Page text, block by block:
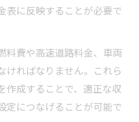
表に反映することが必要で
料費や高速道路料金、車両
ければなりません。これら
作成することで、適正な収
定につなげることが可能で